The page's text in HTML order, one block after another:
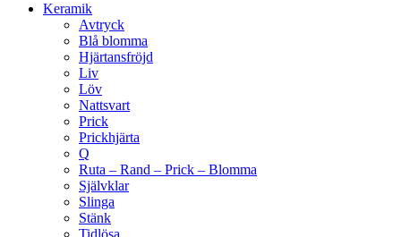
Keramik
Avtryck
Blå blomma
Hjärtansfröjd
Liv
Löv
Nattsvart
Prick
Prickhjärta
Q
Ruta – Rand – Prick – Blomma
Självklar
Slinga
Stänk
Tidlösa